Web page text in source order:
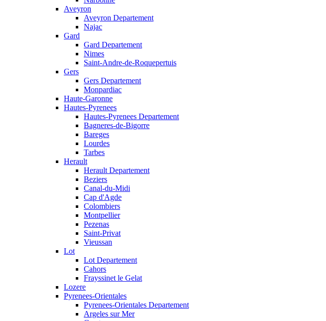
Aveyron
Aveyron Departement
Najac
Gard
Gard Departement
Nimes
Saint-Andre-de-Roquepertuis
Gers
Gers Departement
Monpardiac
Haute-Garonne
Hautes-Pyrenees
Hautes-Pyrenees Departement
Bagneres-de-Bigorre
Bareges
Lourdes
Tarbes
Herault
Herault Departement
Beziers
Canal-du-Midi
Cap d'Agde
Colombiers
Montpellier
Pezenas
Saint-Privat
Vieussan
Lot
Lot Departement
Cahors
Frayssinet le Gelat
Lozere
Pyrenees-Orientales
Pyrenees-Orientales Departement
Argeles sur Mer